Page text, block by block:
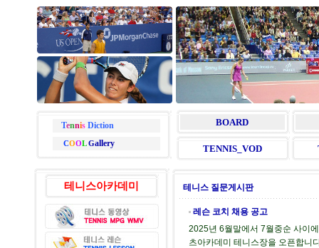
Tennis Diction
COOLGallery
BOARD
TENNIS_VOD
테니스아카데미 테니스 질문게시판
레슨 코치 채용 공고
2025년 6월말에서 7월중순 사이
츠아카데미 테니스장을 오픈합니